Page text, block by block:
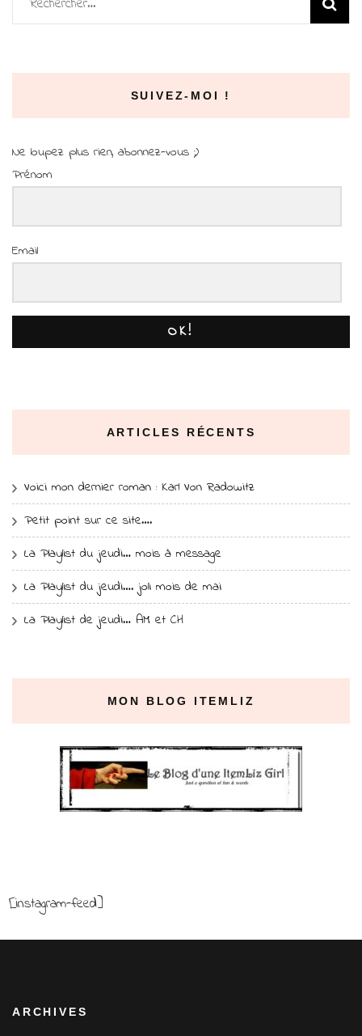
SUIVEZ-MOI !
Ne loupez plus rien, abonnez-vous ;)
Prénom
Email
OK!
ARTICLES RÉCENTS
Voici mon dernier roman : Karl Von Radowitz
Petit point sur ce site….
La Playlist du jeudi… mois à message
La Playlist du jeudi…. joli mois de mai
La Playlist de jeudi… AM et CH
MON BLOG ITEMLIZ
[instagram-feed]
ARCHIVES